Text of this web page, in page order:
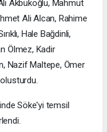
Akbükoğlu, Mahmut
Ali Alcan, Rahime
Hale Bağdinli,
Ölmez, Kadir
Nazif Maltepe, Ömer
Söke'yi temsil